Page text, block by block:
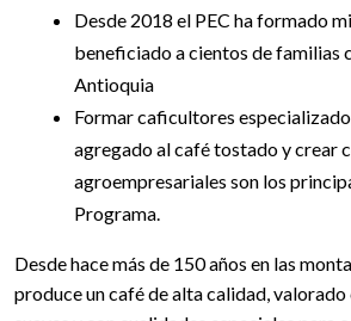
Desde 2018 el PEC ha formado
beneficiado a cientos de familias
Antioquia
Formar caficultores
agregado al café tostado y crear
agroempresariales son los
Programa.
Desde hace más de 150 años en las
produce un café de alta calidad, valorado